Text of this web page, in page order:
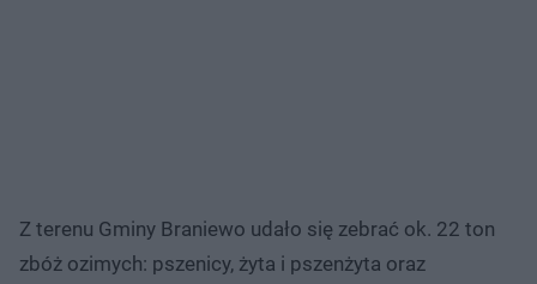
Z terenu Gminy Braniewo udało się zebrać ok. 22 ton
zbóż ozimych: pszenicy, żyta i pszenżyta oraz